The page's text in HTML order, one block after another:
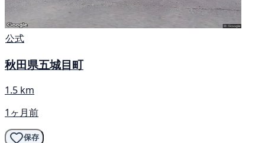
公式
秋田県五城目町
1.5 km
1ヶ月前
保存